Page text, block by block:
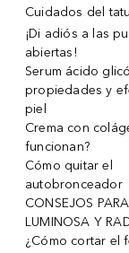
Cuidados del
¡Di adiós a las
abiertas!
Serum ácido
propiedades y
piel
Crema con
funcionan?
Cómo quitar el
autobronceador
CONSEJOS
LUMINOSA Y
¿Cómo cortar el